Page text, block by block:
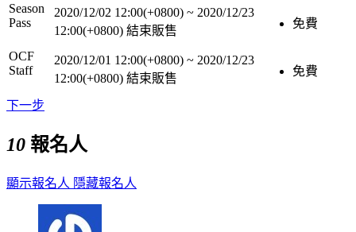
Season
Pass
2020/12/02 12:00(+0800) ~ 2020/12/23
12:00(+0800) 結束販售
免費
OCF
Staff
2020/12/01 12:00(+0800) ~ 2020/12/23
12:00(+0800) 結束販售
免費
下一步
10 報名人
顯示報名人 隱藏報名人